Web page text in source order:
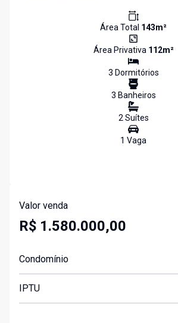
Área Total 143m²
Área Privativa 112m²
3 Dormitórios
3 Banheiros
2Suítes
1 Vaga
Valor venda
R$ 1.580.000,00
Condomínio
IPTU